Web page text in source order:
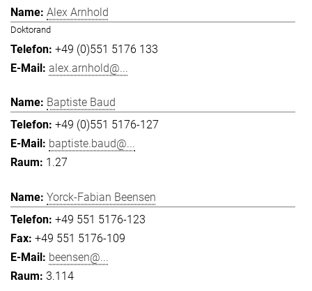
Alex Arnhold
Doktorand
+49 (0)551 5176 133
alex.arnhold@...
Baptiste Baud
+49 (0)551 5176-127
baptiste.baud@...
1.27
Yorck-Fabian Beensen
+49 551 5176-123
+49 551 5176-109
beensen@...
3.114